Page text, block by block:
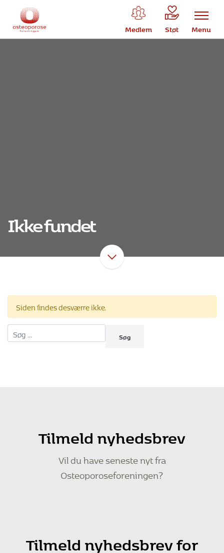
Medlem Støt Menu
Ikke fundet
Siden findes desværre ikke.
Søg efter:
Tilmeld nyhedsbrev
Vil du have seneste nyt fra
Osteoporoseforeningen?
Tilmeld nyhedsbrev for